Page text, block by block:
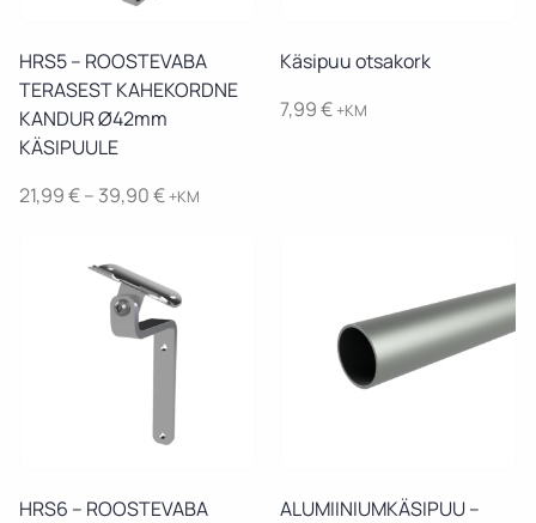
HRS5 – ROOSTEVABA
TERASEST KAHEKORDNE
KANDUR Ø42mm
KÄSIPUULE
21,99€– 39,90€Price
through
39,90 €
+KM
Käsipuu otsakork
7,99€+KM
HRS6 – ROOSTEVABA
Vaata toodet
ALUMIINIUMKÄSIPUU –